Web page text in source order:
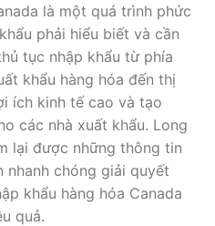
là một quá trình phức
phải hiểu biết và cần
tục nhập khẩu từ phía
khẩu hàng hóa đến thị
ích kinh tế cao và tạo
các nhà xuất khẩu. Long
lại được những thông tin
nhanh chóng giải quyết
khẩu hàng hóa Canada
quả.